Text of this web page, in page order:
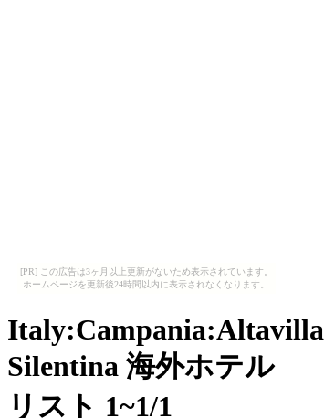
[PR] この広告は3ヶ月以上更新がないため表示されています。
ホームページを更新後24時間以内に表示されなくなります。
Italy:Campania:Altavilla
Silentina 海外ホテル
リスト 1~1/1